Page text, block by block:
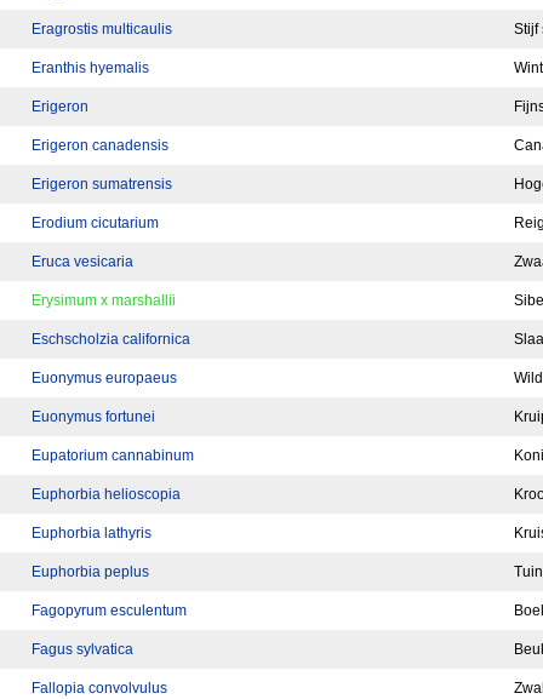
Eragrostis multicaulis Stijf
Eranthis hyemalis
Erigeron
Erigeron canadensis
Erigeron sumatrensis
Erodium cicutarium
Eruca vesicaria
Erysimum x marshallii
Eschscholzia californica
Euonymus europaeus
Euonymus fortunei
Eupatorium cannabinum
Euphorbia helioscopia
Euphorbia lathyris
Euphorbia peplus
Fagopyrum esculentum
Fagus sylvatica
Fallopia convolvulus